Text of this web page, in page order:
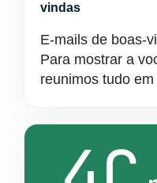
vindas
E-mails de boas-
Para mostrar a
reunimos tudo